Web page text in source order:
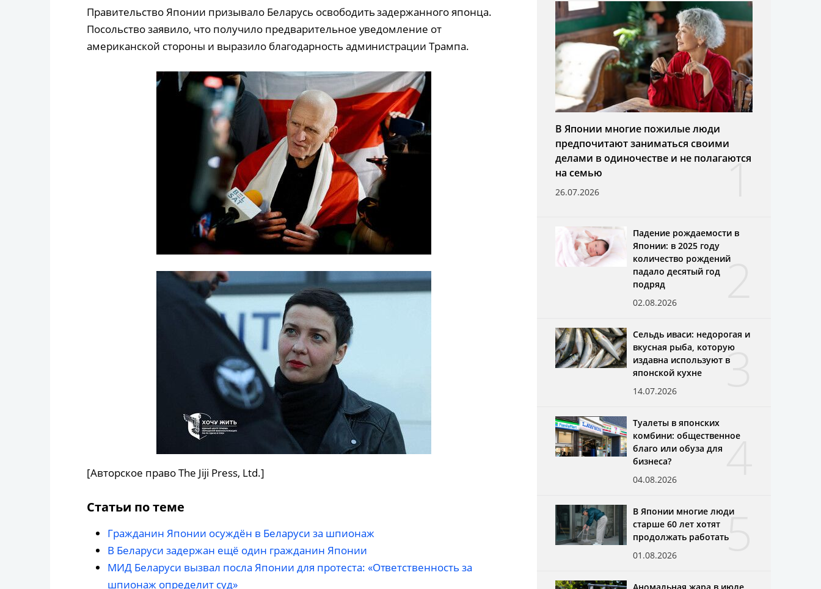
Правительство Японии призывало Беларусь освободить задержанного японца.
Посольство заявило, что получило предварительное уведомление от
американской стороны и выразило благодарность администрации Трампа.
[Авторское право The Jiji Press, Ltd.]
Статьи по теме
Гражданин Японии осуждён в Беларуси за шпионаж
В Беларуси задержан ещё один гражданин Японии
МИД Беларуси вызвал посла Японии для протеста: «Ответственность за
шпионаж определит суд»
1
В Японии многие пожилые люди
предпочитают заниматься своими
делами в одиночестве и не полагаются
на семью
26.07.2026
2
Падение рождаемости в
Японии: в 2025 году
количество рождений
падало десятый год
подряд
02.08.2026
3
Сельдь иваси: недорогая и
вкусная рыба, которую
издавна используют в
японской кухне
14.07.2026
4
Туалеты в японских
комбини: общественное
благо или обуза для
бизнеса?
04.08.2026
5
В Японии многие люди
старше 60 лет хотят
продолжать работать
01.08.2026
Аномальная жара в июле